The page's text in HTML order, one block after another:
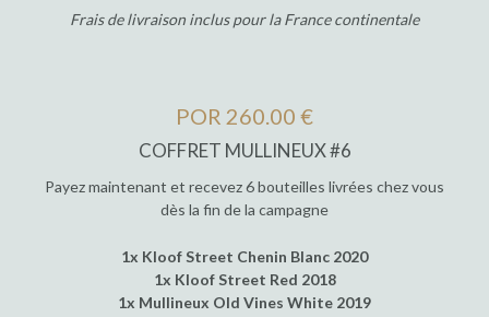
Frais de livraison inclus pour la France continentale
POR 260.00 €
COFFRET MULLINEUX #6
Payez maintenant et recevez 6 bouteilles livrées chez vous
dès la fin de la campagne
1x Kloof Street Chenin Blanc 2020
1x Kloof Street Red 2018
1x Mullineux Old Vines White 2019